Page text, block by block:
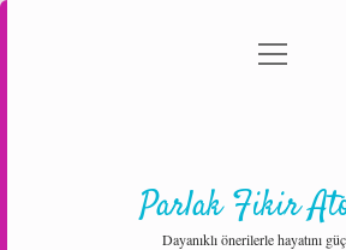
Gizlilik Politikası
menüyü
Parlak Fikir
Dayanıklı önerilerle hayatını